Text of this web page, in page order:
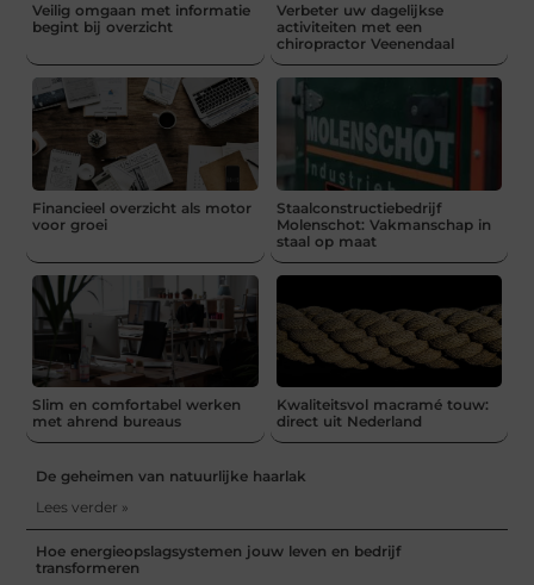
Veilig omgaan met informatie
begint bij overzicht
Verbeter uw dagelijkse
activiteiten met een
chiropractor Veenendaal
Financieel overzicht als motor
voor groei
Staalconstructiebedrijf
Molenschot: Vakmanschap in
staal op maat
Slim en comfortabel werken
met ahrend bureaus
Kwaliteitsvol macramé touw:
direct uit Nederland
De geheimen van natuurlijke haarlak
Lees verder »
Hoe energieopslagsystemen jouw leven en bedrijf
transformeren